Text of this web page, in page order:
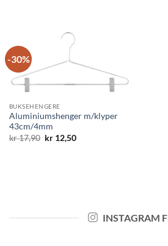
-30%
BUKSEHENGERE
Aluminiumshenger m/klyper
43cm/4mm
kr17,90 Opprinnelig
kr12,50Nåværende
INSTAGRAM